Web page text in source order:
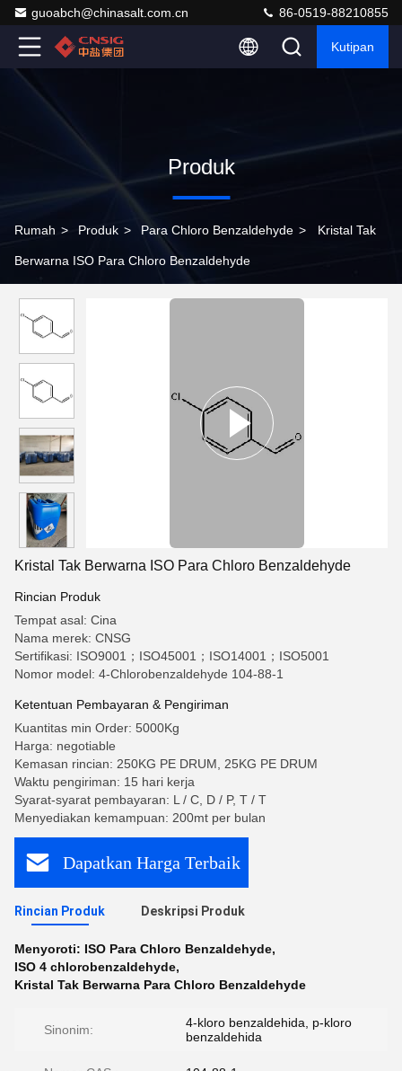
guoabch@chinasalt.com.cn 86-0519-88210855
Kutipan
Produk
Rumah > Produk > Para Chloro Benzaldehyde > Kristal Tak
Berwarna ISO Para Chloro Benzaldehyde
Kristal Tak Berwarna ISO Para Chloro Benzaldehyde
Rincian Produk
Tempat asal: Cina
Nama merek: CNSG
Sertifikasi: ISO9001；ISO45001；ISO14001；ISO5001
Nomor model: 4-Chlorobenzaldehyde 104-88-1
Ketentuan Pembayaran & Pengiriman
Kuantitas min Order: 5000Kg
Harga: negotiable
Kemasan rincian: 250KG PE DRUM, 25KG PE DRUM
Waktu pengiriman: 15 hari kerja
Syarat-syarat pembayaran: L / C, D / P, T / T
Menyediakan kemampuan: 200mt per bulan
Dapatkan Harga Terbaik
Rincian Produk Deskripsi Produk
Menyoroti: ISO Para Chloro Benzaldehyde,
ISO 4 chlorobenzaldehyde,
Kristal Tak Berwarna Para Chloro Benzaldehyde
Sinonim:
4-kloro benzaldehida, p-kloro
benzaldehida